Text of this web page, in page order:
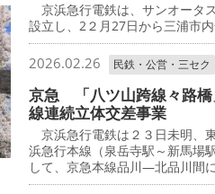
京浜急行電鉄は、サンオータ
設立し、2２月27日から三浦市
2026.02.26 民鉄・公営・三セク
京急 「八ツ山跨線々路
線連続立体交差事業
京浜急行電鉄は２３日未明、
浜急行本線（泉岳寺駅～新馬場
して、京急本線品川―北品川間